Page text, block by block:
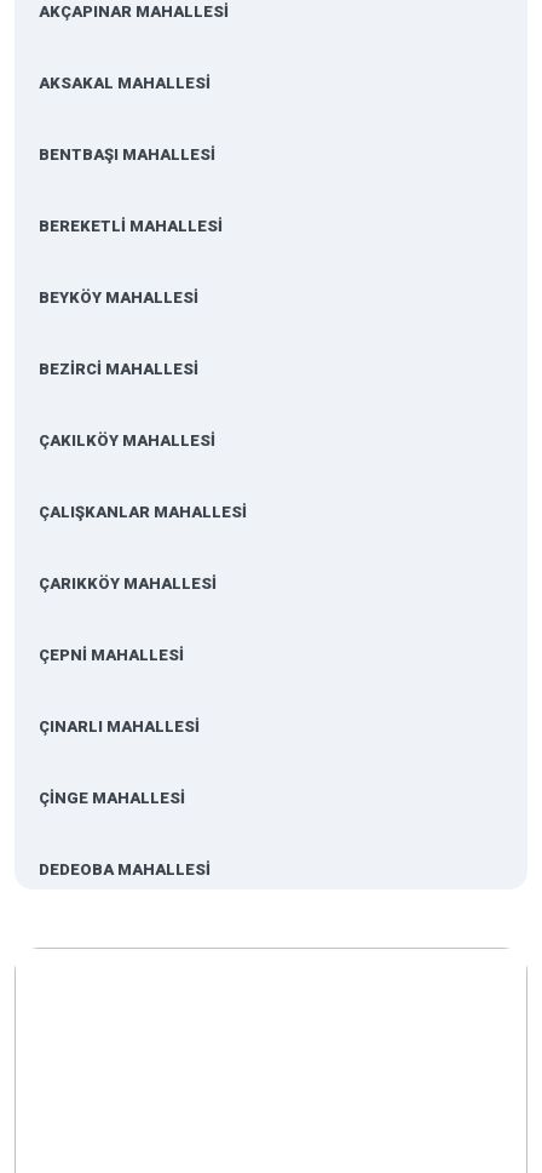
AKÇAPINAR MAHALLESİ
AKSAKAL MAHALLESİ
BENTBAŞI MAHALLESİ
BEREKETLİ MAHALLESİ
BEYKÖY MAHALLESİ
BEZİRCİ MAHALLESİ
ÇAKILKÖY MAHALLESİ
ÇALIŞKANLAR MAHALLESİ
ÇARIKKÖY MAHALLESİ
ÇEPNİ MAHALLESİ
ÇINARLI MAHALLESİ
ÇİNGE MAHALLESİ
DEDEOBA MAHALLESİ